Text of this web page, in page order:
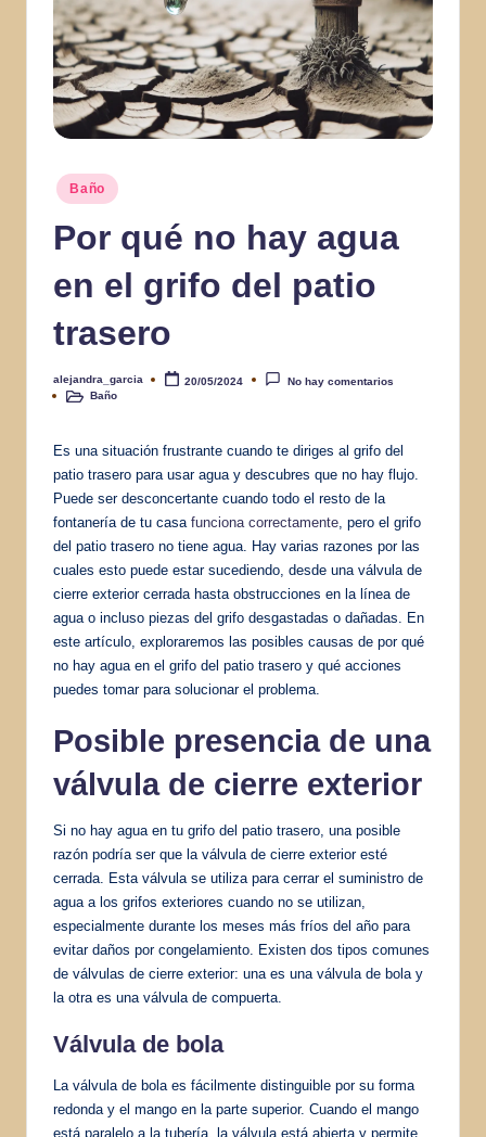
Publicado
en
Baño
Por qué no hay agua
en el grifo del patio
trasero
Publicado
por
alejandra_garcia 20/05/2024
No hay comentarios
Publicado
Baño
Es una situación frustrante cuando te diriges al grifo del
patio trasero para usar agua y descubres que no hay flujo.
Puede ser desconcertante cuando todo el resto de la
fontanería de tu casa funciona correctamente , pero el grifo
del patio trasero no tiene agua. Hay varias razones por las
cuales esto puede estar sucediendo, desde una válvula de
cierre exterior cerrada hasta obstrucciones en la línea de
agua o incluso piezas del grifo desgastadas o dañadas. En
este artículo, exploraremos las posibles causas de por qué
no hay agua en el grifo del patio trasero y qué acciones
puedes tomar para solucionar el problema.
Posible presencia de una
válvula de cierre exterior
Si no hay agua en tu grifo del patio trasero, una posible
razón podría ser que la válvula de cierre exterior esté
cerrada. Esta válvula se utiliza para cerrar el suministro de
agua a los grifos exteriores cuando no se utilizan,
especialmente durante los meses más fríos del año para
evitar daños por congelamiento. Existen dos tipos comunes
de válvulas de cierre exterior: una es una válvula de bola y
la otra es una válvula de compuerta.
Válvula de bola
La válvula de bola es fácilmente distinguible por su forma
redonda y el mango en la parte superior. Cuando el mango
está paralelo a la tubería, la válvula está abierta y permite